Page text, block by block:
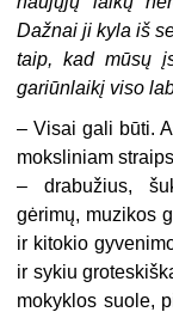
Dažnai ji kyla iš
taip, kad mūsų
gariūnlaikį viso
– Visai gali būti.
moksliniam
– drabužius,
gėrimų, muzikos
ir kitokio
ir sykiu
mokyklos suole,